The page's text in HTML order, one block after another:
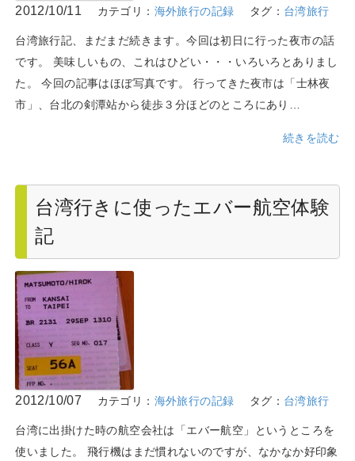
2012/10/11 カテゴリ： 海外旅行の記録 タグ： 台湾旅行
台湾旅行記、まだまだ続きます。今回は初日に行った夜市の話
です。 美味しいもの、これはひどい・・・いろいろとありまし
た。 今回の記事はほぼ写真です。 行ってきた夜市は「士林夜
市」、台北の剣潭站から徒歩３分ほどのところにあり…
続きを読む
台湾行きに使ったエバー航空体験
記
2012/10/07 カテゴリ： 海外旅行の記録 タグ： 台湾旅行
台湾に出掛けた時の航空会社は「エバー航空」というところを
使いました。 飛行機はまだ慣れないのですが、なかなか好印象